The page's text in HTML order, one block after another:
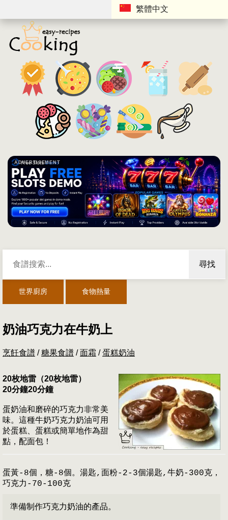
繁體中文
ADVERTISEMENT
尋找
世界廚房 食物熱量
奶油巧克力在牛奶上
烹飪食譜 /糖果食譜 /面霜 /蛋糕奶油
20枚地雷（20枚地雷）
20分鐘20分鐘
蛋奶油和磨碎的巧克力非常美
味。這種牛奶巧克力奶油可用
於蛋糕、蛋糕或簡單地作為甜
點，配面包！
蛋黃-8個，糖-8個。湯匙,面粉-2-3個湯匙,牛奶-300克，
巧克力-70-100克
準備制作巧克力奶油的產品。